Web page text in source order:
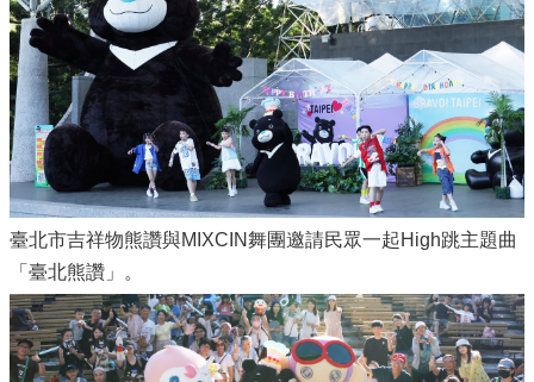
臺北市吉祥物熊讚與MIXCIN舞團邀請民眾一起High跳主題曲
「臺北熊讚」。